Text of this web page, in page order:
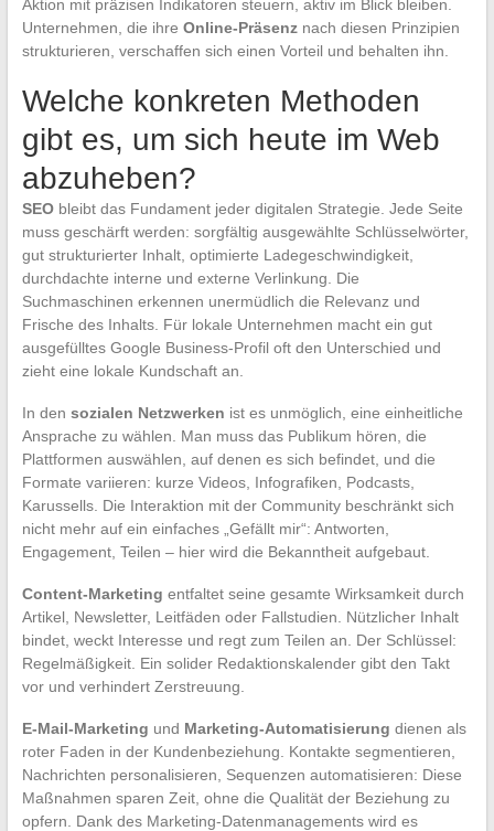
Aktion mit präzisen Indikatoren steuern, aktiv im Blick bleiben.
Unternehmen, die ihre Online-Präsenznach diesen Prinzipien
strukturieren, verschaffen sich einen Vorteil und behalten ihn.
Welche konkreten Methoden
gibt es, um sich heute im Web
abzuheben?
SEObleibt das Fundament jeder digitalen Strategie. Jede Seite
muss geschärft werden: sorgfältig ausgewählte Schlüsselwörter,
gut strukturierter Inhalt, optimierte Ladegeschwindigkeit,
durchdachte interne und externe Verlinkung. Die
Suchmaschinen erkennen unermüdlich die Relevanz und
Frische des Inhalts. Für lokale Unternehmen macht ein gut
ausgefülltes Google Business-Profil oft den Unterschied und
zieht eine lokale Kundschaft an.
In den sozialen Netzwerken ist es unmöglich, eine einheitliche
Ansprache zu wählen. Man muss das Publikum hören, die
Plattformen auswählen, auf denen es sich befindet, und die
Formate variieren: kurze Videos, Infografiken, Podcasts,
Karussells. Die Interaktion mit der Community beschränkt sich
nicht mehr auf ein einfaches „Gefällt mir“: Antworten,
Engagement, Teilen – hier wird die Bekanntheit aufgebaut.
Content-Marketing entfaltet seine gesamte Wirksamkeit durch
Artikel, Newsletter, Leitfäden oder Fallstudien. Nützlicher Inhalt
bindet, weckt Interesse und regt zum Teilen an. Der Schlüssel:
Regelmäßigkeit. Ein solider Redaktionskalender gibt den Takt
vor und verhindert Zerstreuung.
E-Mail-Marketing und Marketing-Automatisierung dienen als
roter Faden in der Kundenbeziehung. Kontakte segmentieren,
Nachrichten personalisieren, Sequenzen automatisieren: Diese
Maßnahmen sparen Zeit, ohne die Qualität der Beziehung zu
opfern. Dank des Marketing-Datenmanagements wird es